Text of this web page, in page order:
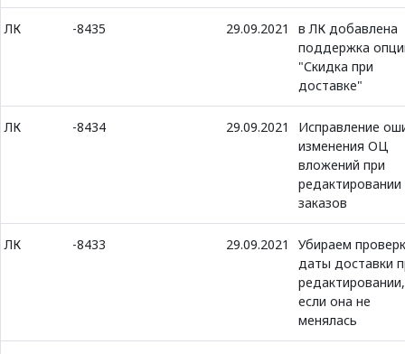
ЛК -8435 29.09.2021
в ЛК добавлена
поддержка
"Скидка при
доставке"
ЛК -8434 29.09.2021
Исправление
изменения ОЦ
вложений при
редактировании
заказов
ЛК -8433 29.09.2021
Убираем
даты доставки
редактировании,
если она не
менялась